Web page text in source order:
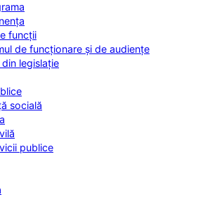
funcții
de funcționare și de audiențe
legislație
socială
publice